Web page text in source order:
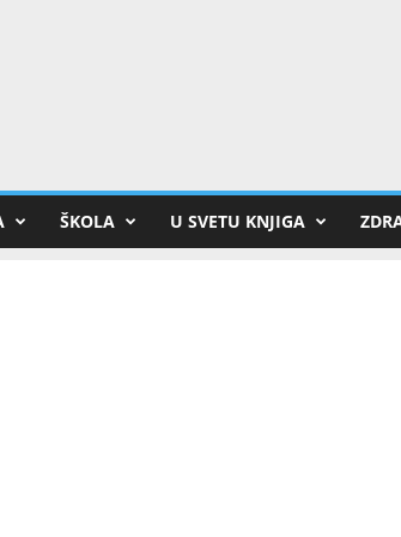
ŠKOLA U SVETU KNJIGA